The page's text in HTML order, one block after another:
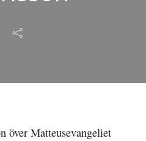
över Matteusevangeliet